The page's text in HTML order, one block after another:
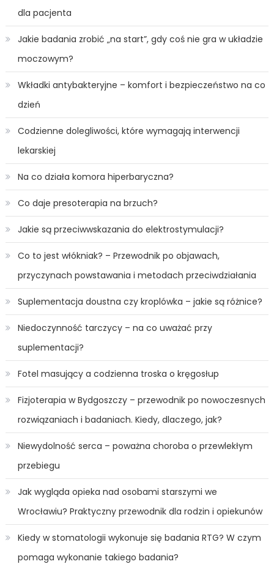
dla pacjenta
Jakie badania zrobić „na start”, gdy coś nie gra w układzie
moczowym?
Wkładki antybakteryjne – komfort i bezpieczeństwo na co
dzień
Codzienne dolegliwości, które wymagają interwencji
lekarskiej
Na co działa komora hiperbaryczna?
Co daje presoterapia na brzuch?
Jakie są przeciwwskazania do elektrostymulacji?
Co to jest włókniak? – Przewodnik po objawach,
przyczynach powstawania i metodach przeciwdziałania
Suplementacja doustna czy kroplówka – jakie są różnice?
Niedoczynność tarczycy – na co uważać przy
suplementacji?
Fotel masujący a codzienna troska o kręgosłup
Fizjoterapia w Bydgoszczy – przewodnik po nowoczesnych
rozwiązaniach i badaniach. Kiedy, dlaczego, jak?
Niewydolność serca – poważna choroba o przewlekłym
przebiegu
Jak wygląda opieka nad osobami starszymi we
Wrocławiu? Praktyczny przewodnik dla rodzin i opiekunów
Kiedy w stomatologii wykonuje się badania RTG? W czym
pomaga wykonanie takiego badania?